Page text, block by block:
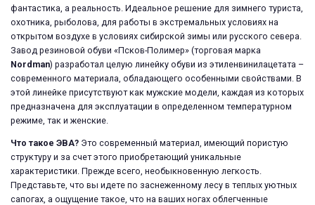
фантастика, а реальность. Идеальное решение для зимнего туриста,
охотника, рыболова, для работы в экстремальных условиях на
открытом воздухе в условиях сибирской зимы или русского севера.
Завод резиновой обуви «Псков-Полимер» (торговая марка
Nordman) разработал целую линейку обуви из этиленвинилацетата –
современного материала, обладающего особенными свойствами. В
этой линейке присутствуют как мужские модели, каждая из которых
предназначена для эксплуатации в определенном температурном
режиме, так и женские.
Что такое ЭВА? Это современный материал, имеющий пористую
структуру и за счет этого приобретающий уникальные
характеристики. Прежде всего, необыкновенную легкость.
Представьте, что вы идете по заснеженному лесу в теплых уютных
сапогах, а ощущение такое, что на ваших ногах облегченные